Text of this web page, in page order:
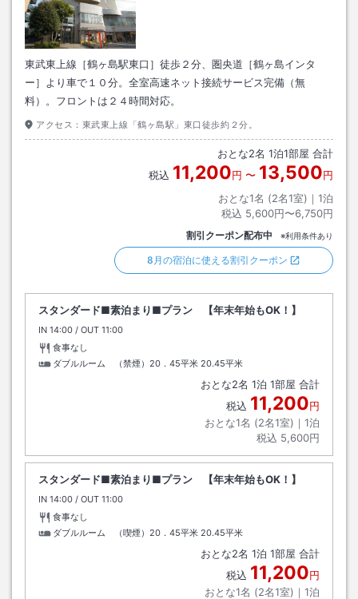
東武東上線［鶴ヶ島駅東口］徒歩２分、圏央道［鶴ヶ島インタ
ー］より車で１０分。全室高速ネット接続サービス完備（無
料）。フロントは２４時間対応。
アクセス： 東武東上線「鶴ヶ島駅」東口徒歩約２分。
おとな2名 1泊1部屋 合計
税込 11,200円 〜 13,500円
おとな1名 (2名1室)｜ 1泊
税込 5,600円〜6,750円
割引クーポン配布中 ※利用条件あり
8月の宿泊に使える割引クーポン
スタンダード■素泊まり■プラン 【年末年始もOK！】
IN チェックイン
14:00 / OUT チェックアウト
11:00
食事なし
ダブルルーム （禁煙）20．45平米 20.45平米
おとな2名 1泊 1部屋 合計
税込 11,200円
おとな1名 (2名1室)｜ 1泊
税込 5,600円
スタンダード■素泊まり■プラン 【年末年始もOK！】
IN チェックイン
14:00 / OUT チェックアウト
11:00
食事なし
ダブルルーム （喫煙）20．45平米 20.45平米
おとな2名 1泊 1部屋 合計
税込 11,200円
おとな1名 (2名1室)｜ 1泊